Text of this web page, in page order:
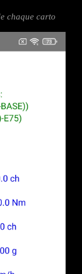
chaque carto